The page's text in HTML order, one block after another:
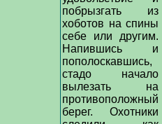
побрызгать из
хоботов на спины
себе или другим.
Напившись и
пополоскавшись,
стадо начало
вылезать на
противоположный
берег. Охотники